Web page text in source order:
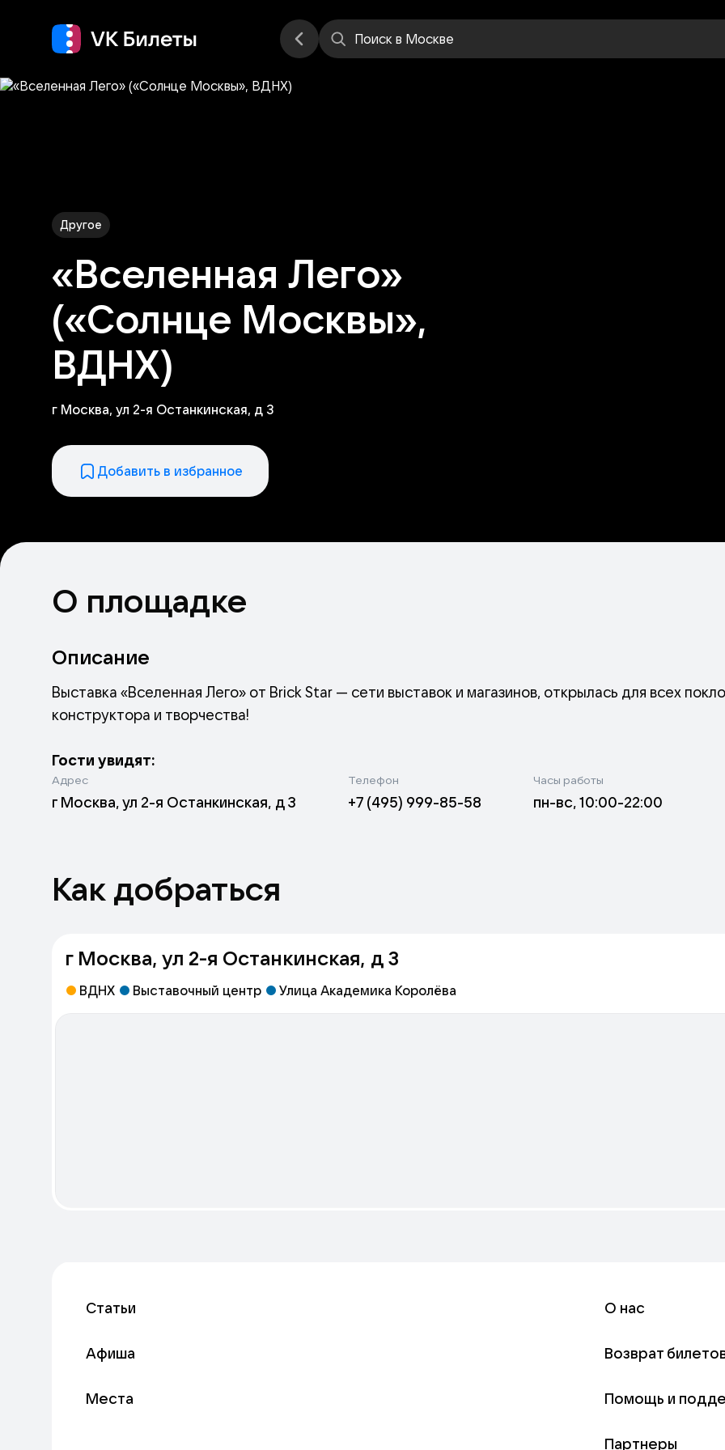
Поиск в Москве
Другое
«Вселенная Лего»
(«Солнце Москвы»,
ВДНХ)
г Москва, ул 2-я Останкинская, д 3
Добавить в избранное
О площадке
Описание
Выставка «Вселенная Лего» от Brick Star — сети выставок и магазинов, открылась для всех
конструктора и творчества!
Гости увидят:
- Шедевры мировой архитектуры, собранные из конструктора;
- Грандиозные ростовые скульптуры и арт-объекты;
- Человечка Лего, побывавшего в космосе!
Адрес
г Москва, ул 2-я Останкинская, д 3
Телефон
+7 (495) 999-85-58
Часы работы
пн-вс, 10:00-22:00
Как добраться
г Москва, ул 2-я Останкинская, д 3
ВДНХ Выставочный центр Улица Академика Королёва
Статьи
Афиша
Места
О нас
Возврат
Помощь и
Партнеры